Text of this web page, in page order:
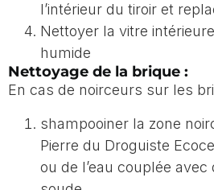
l’intérieur du tiroir et
Nettoyer la vitre
humide
Nettoyage de la brique :
En cas de noirceurs sur les
shampooiner la zone
Pierre du Droguiste
ou de l’eau couplée